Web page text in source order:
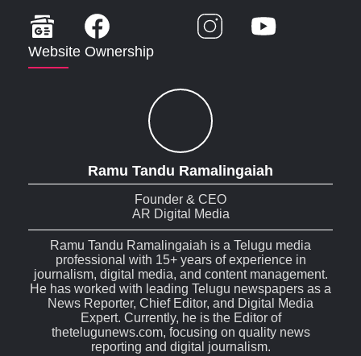
Website Ownership
Ramu Tandu Ramalingaiah
Founder & CEO
AR Digital Media
Ramu Tandu Ramalingaiah is a Telugu media
professional with 15+ years of experience in
journalism, digital media, and content management.
He has worked with leading Telugu newspapers as a
News Reporter, Chief Editor, and Digital Media
Expert. Currently, he is the Editor of
thetelugunews.com, focusing on quality news
reporting and digital journalism.